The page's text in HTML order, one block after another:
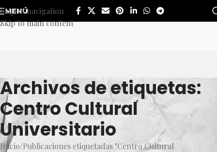
Skip to navigation
Skip to main content
MENÚ
Archivos de etiquetas:
Centro Cultural
Universitario
Inicio Publicaciones etiquetadas "Centro Cultural